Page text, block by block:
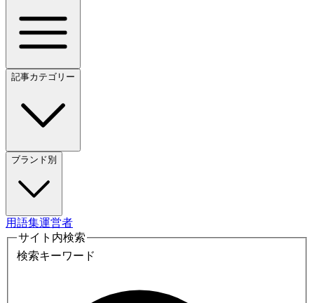
記事カテゴリー
ブランド別
用語集運営者
サイト内検索
検索キーワード